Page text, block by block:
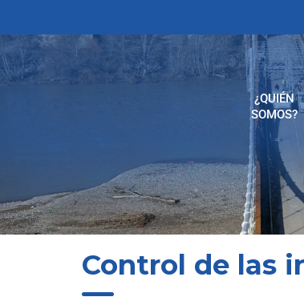
¿QUIÉN
SOMOS?
Control de las